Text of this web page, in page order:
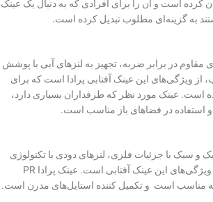
کرده است و آن را برای افرادی که به دنبال یک عینک
به گزینه‌ای مطلوب تبدیل کرده است.
در برابر ضربه، تجهیز به لنزهای آبی با پوشش
از ویژگی‌های این عینک آفتابی پرادا است که برای
است. عینک مورد نظر که طرفداران بسیاری دارد،
استفاده در فضاهای باز مناسب است.
و سبک با جزئیات فلزی، لنزهای دودی با تکنولوژی
ضد خش و محافظ UV از ویژگی‌های این عینک آفتابی است. عینک پرادا PR